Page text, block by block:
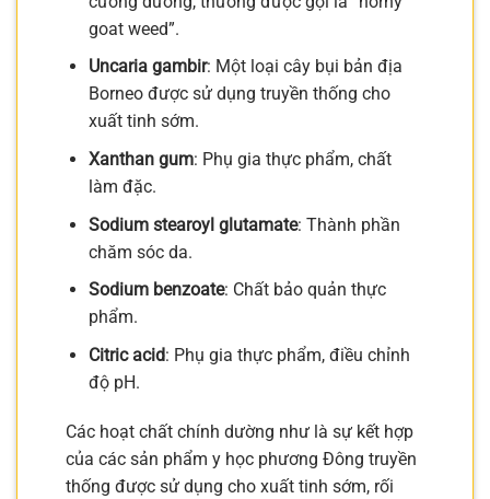
goat weed”.
Uncaria gambir: Một loại cây bụi bản địa
Borneo được sử dụng truyền thống cho
xuất tinh sớm.
Xanthan gum: Phụ gia thực phẩm, chất
làm đặc.
Sodium stearoyl glutamate: Thành phần
chăm sóc da.
Sodium benzoate: Chất bảo quản thực
phẩm.
Citric acid: Phụ gia thực phẩm, điều chỉnh
độ pH.
Các hoạt chất chính dường như là sự kết hợp
của các sản phẩm y học phương Đông truyền
thống được sử dụng cho xuất tinh sớm, rối